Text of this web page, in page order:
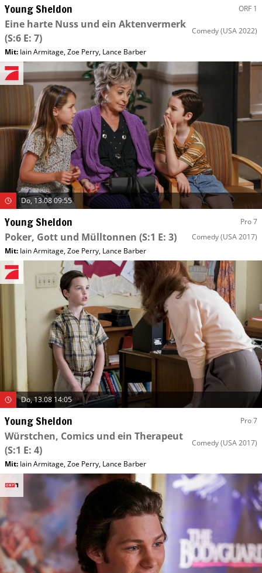
Young Sheldon ORF 1
Eine harte Nuss und ein Aktenvermerk
(S:6 E: 7)
Comedy(USA 2022)
Mit: Iain Armitage,Zoe Perry, Lance Barber
Do, 13.08 09:55
Young Sheldon Pro 7
Poker, Gott und Mülltonnen (S:1 E: 3) Comedy(USA 2017)
Mit: Iain Armitage,Zoe Perry, Lance Barber
Do, 13.08 14:05
Young Sheldon Pro 7
Würstchen, Comics und ein Therapeut
(S:1 E: 4)
Comedy(USA 2017)
Mit: Iain Armitage,Zoe Perry, Lance Barber